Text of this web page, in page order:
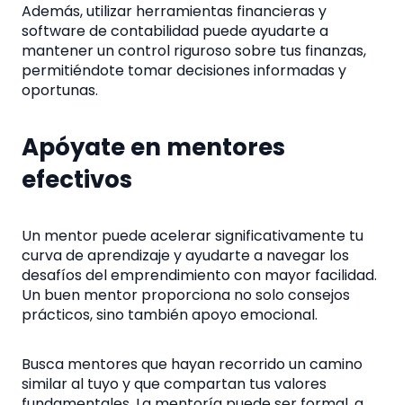
Además, utilizar herramientas financieras y
software de contabilidad puede ayudarte a
mantener un control riguroso sobre tus finanzas,
permitiéndote tomar decisiones informadas y
oportunas.
Apóyate en mentores
efectivos
Un mentor puede acelerar significativamente tu
curva de aprendizaje y ayudarte a navegar los
desafíos del emprendimiento con mayor facilidad.
Un buen mentor proporciona no solo consejos
prácticos, sino también apoyo emocional.
Busca mentores que hayan recorrido un camino
similar al tuyo y que compartan tus valores